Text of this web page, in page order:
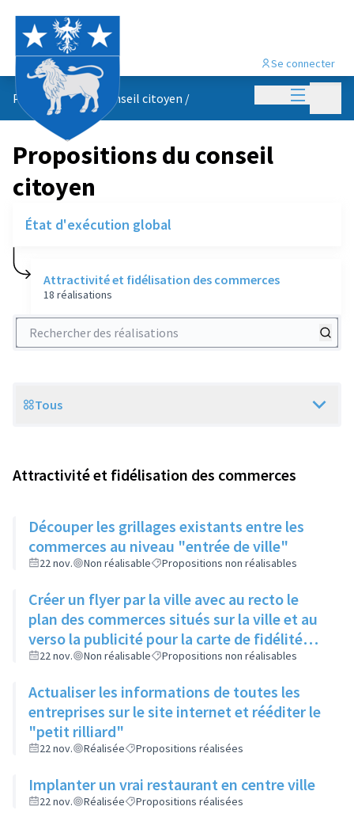
Menu
Se connecter
Propositions du conseil citoyen /
Propositions du conseil
citoyen
État d'exécution global
Attractivité et fidélisation des commerces
18 réalisations
Rechercher des réalisations
Scope
Tous
Attractivité et fidélisation des commerces
Découper les grillages existants entre les
commerces au niveau "entrée de ville"
22 nov. Non réalisable Propositions non réalisables
Créer un flyer par la ville avec au recto le
plan des commerces situés sur la ville et au
verso la publicité pour la carte de fidélité
ainsi que la liste des commerces et artisans
22 nov. Non réalisable Propositions non réalisables
Actualiser les informations de toutes les
entreprises sur le site internet et rééditer le
"petit rilliard"
22 nov. Réalisée Propositions réalisées
Implanter un vrai restaurant en centre ville
22 nov. Réalisée Propositions réalisées